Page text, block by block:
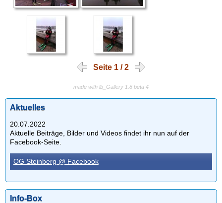
Seite 1 / 2
made with lb_Gallery 1.8 beta 4
Aktuelles
20.07.2022
Aktuelle Beiträge, Bilder und Videos findet ihr nun auf der
Facebook-Seite.
OG Steinberg @ Facebook
Info-Box